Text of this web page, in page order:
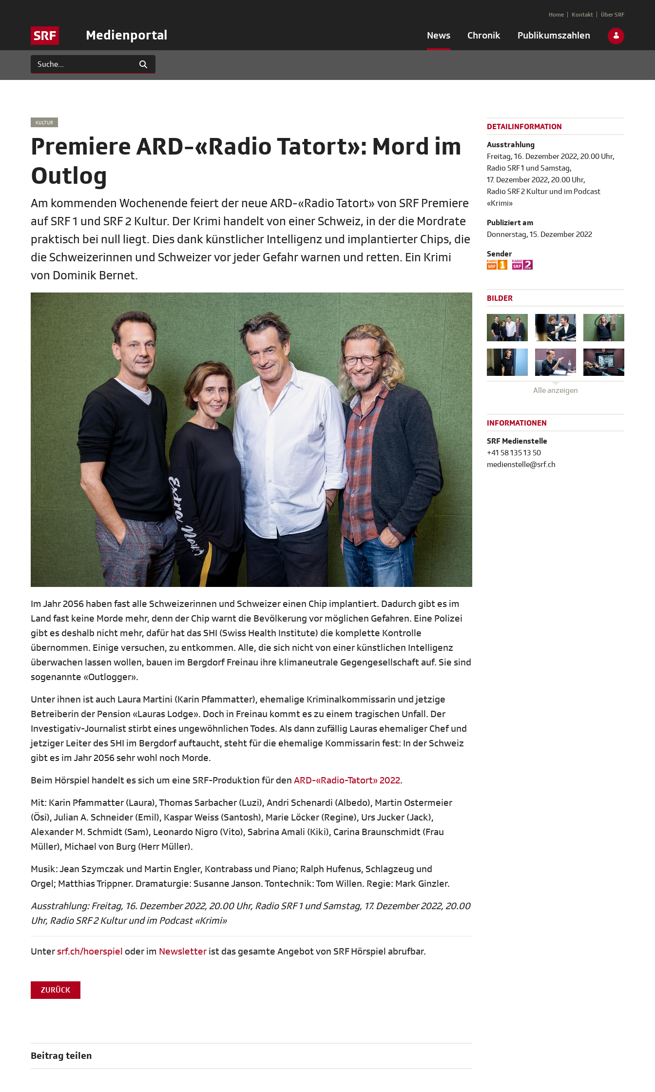
Medienportal News Chronik Publikumszahlen
Home Kontakt Über SRF
KULTUR
Premiere ARD-«Radio Tatort»: Mord im
Outlog
Am kommenden Wochenende feiert der neue ARD-«Radio Tatort» von SRF Premiere
auf SRF 1 und SRF 2 Kultur. Der Krimi handelt von einer Schweiz, in der die Mordrate
praktisch bei null liegt. Dies dank künstlicher Intelligenz und implantierter Chips, die
die Schweizerinnen und Schweizer vor jeder Gefahr warnen und retten. Ein Krimi
von Dominik Bernet.
Im Jahr 2056 haben fast alle Schweizerinnen und Schweizer einen Chip implantiert. Dadurch gibt es im
Land fast keine Morde mehr, denn der Chip warnt die Bevölkerung vor möglichen Gefahren. Eine Polizei
gibt es deshalb nicht mehr, dafür hat das SHI (Swiss Health Institute) die komplette Kontrolle
übernommen. Einige versuchen, zu entkommen. Alle, die sich nicht von einer künstlichen Intelligenz
überwachen lassen wollen, bauen im Bergdorf Freinau ihre klimaneutrale Gegengesellschaft auf. Sie sind
sogenannte «Outlogger».
Unter ihnen ist auch Laura Martini (Karin Pfammatter), ehemalige Kriminalkommissarin und jetzige
Betreiberin der Pension «Lauras Lodge». Doch in Freinau kommt es zu einem tragischen Unfall. Der
Investigativ-Journalist stirbt eines ungewöhnlichen Todes. Als dann zufällig Lauras ehemaliger Chef und
jetziger Leiter des SHI im Bergdorf auftaucht, steht für die ehemalige Kommissarin fest: In der Schweiz
gibt es im Jahr 2056 sehr wohl noch Morde.
Beim Hörspiel handelt es sich um eine SRF-Produktion für den ARD-«Radio-Tatort» 2022.
Mit: Karin Pfammatter (Laura), Thomas Sarbacher (Luzi), Andri Schenardi (Albedo), Martin Ostermeier
(Ösi), Julian A. Schneider (Emil), Kaspar Weiss (Santosh), Marie Löcker (Regine), Urs Jucker (Jack),
Alexander M. Schmidt (Sam), Leonardo Nigro (Vito), Sabrina Amali (Kiki), Carina Braunschmidt (Frau
Müller), Michael von Burg (Herr Müller).
Musik: Jean Szymczak und Martin Engler, Kontrabass und Piano; Ralph Hufenus, Schlagzeug und
Orgel; Matthias Trippner. Dramaturgie: Susanne Janson. Tontechnik: Tom Willen. Regie: Mark Ginzler.
Ausstrahlung: Freitag, 16. Dezember 2022, 20.00 Uhr, Radio SRF 1 und Samstag, 17. Dezember 2022, 20.00
Uhr, Radio SRF 2 Kultur und im Podcast «Krimi»
Untersrf.ch/hoerspiel oder im Newsletter ist das gesamte Angebot von SRF Hörspiel abrufbar.
ZURÜCK
Beitrag teilen
DETAILINFORMATION
Ausstrahlung
Freitag, 16. Dezember 2022, 20.00 Uhr,
Radio SRF 1 und Samstag,
17. Dezember 2022, 20.00 Uhr,
Radio SRF 2 Kultur und im Podcast
«Krimi»
Publiziert am
Donnerstag, 15. Dezember 2022
Sender
BILDER
Alle anzeigen
INFORMATIONEN
SRF Medienstelle
+41 58 135 13 50
medienstelle@srf.ch